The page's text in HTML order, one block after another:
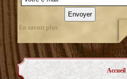
En savoir plus
Accueil